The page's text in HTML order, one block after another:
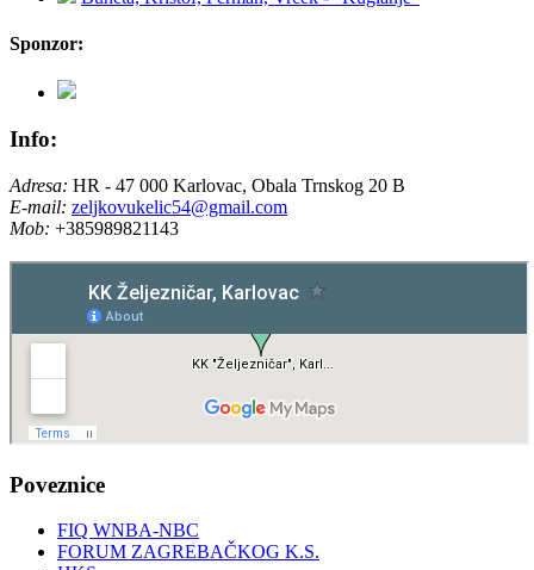
Sponzor:
Info:
Adresa: HR - 47 000 Karlovac, Obala Trnskog 20 B
E-mail: zeljkovukelic54@gmail.com
Mob: +385989821143
Poveznice
FIQ WNBA-NBC
FORUM ZAGREBAČKOG K.S.